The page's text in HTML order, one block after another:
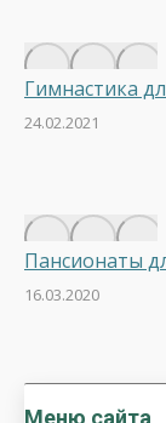
Гимнастика
24.02.2021
Пансионаты
16.03.2020
Меню сайта